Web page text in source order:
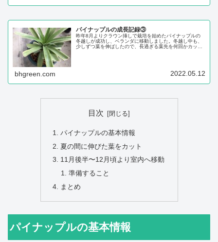
パイナップルの成長記録③
昨年8月よりクラウン挿しで栽培を始めたパイナップルの
冬越しが成功し、ベランダに移動しました。冬越し中も、
少しずつ葉を伸ばしたので、長過ぎる葉先を何回かカット
bhgreen.com 2022.05.12
目次
パイナップルの基本情報
夏の間に伸びた葉をカット
11月後半〜12月頃より室内へ移動
準備すること
まとめ
パイナップルの基本情報